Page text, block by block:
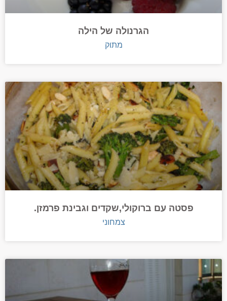
הגרנולה של הילה
מתוק
פסטה עם ברוקולי,שקדים וגבינת פרמזן.
צמחוני